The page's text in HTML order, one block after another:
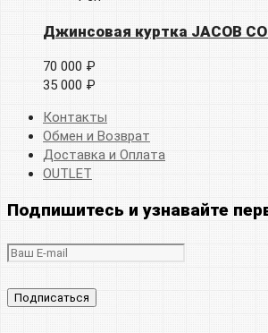
Джинсовая куртка JACOB
70 000 ₽
35 000 ₽
Контакты
Обмен и Возврат
Доставка и Оплата
OUTLET
Подпишитесь и узнавайте